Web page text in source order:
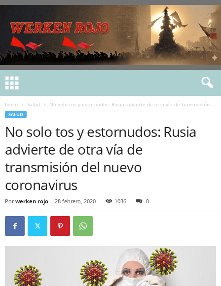
Inicio Salud No solo tos y estornudos: Rusia advierte de otra vía de transmisión...
SALUD
No solo tos y estornudos: Rusia
advierte de otra vía de
transmisión del nuevo
coronavirus
Por werken rojo - 28 febrero, 2020 1036 0